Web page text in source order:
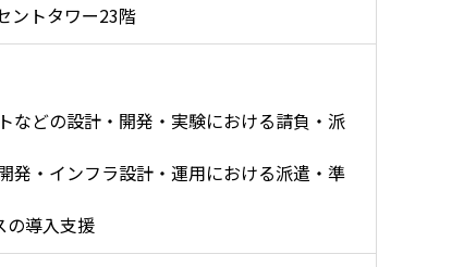
ントタワー23階
などの設計・開発・実験における請負・派
発・インフラ設計・運用における派遣・準
の導入支援